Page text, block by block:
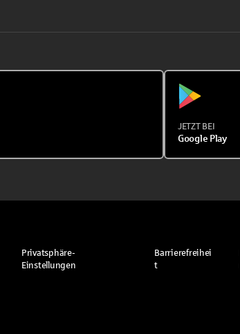
JETZT BEI
Google Play
Privatsphäre-
Einstellungen
Barrierefreihei
t